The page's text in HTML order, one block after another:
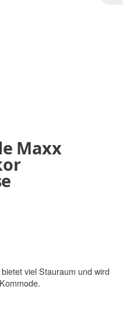
Maxx
viel Stauraum und wird